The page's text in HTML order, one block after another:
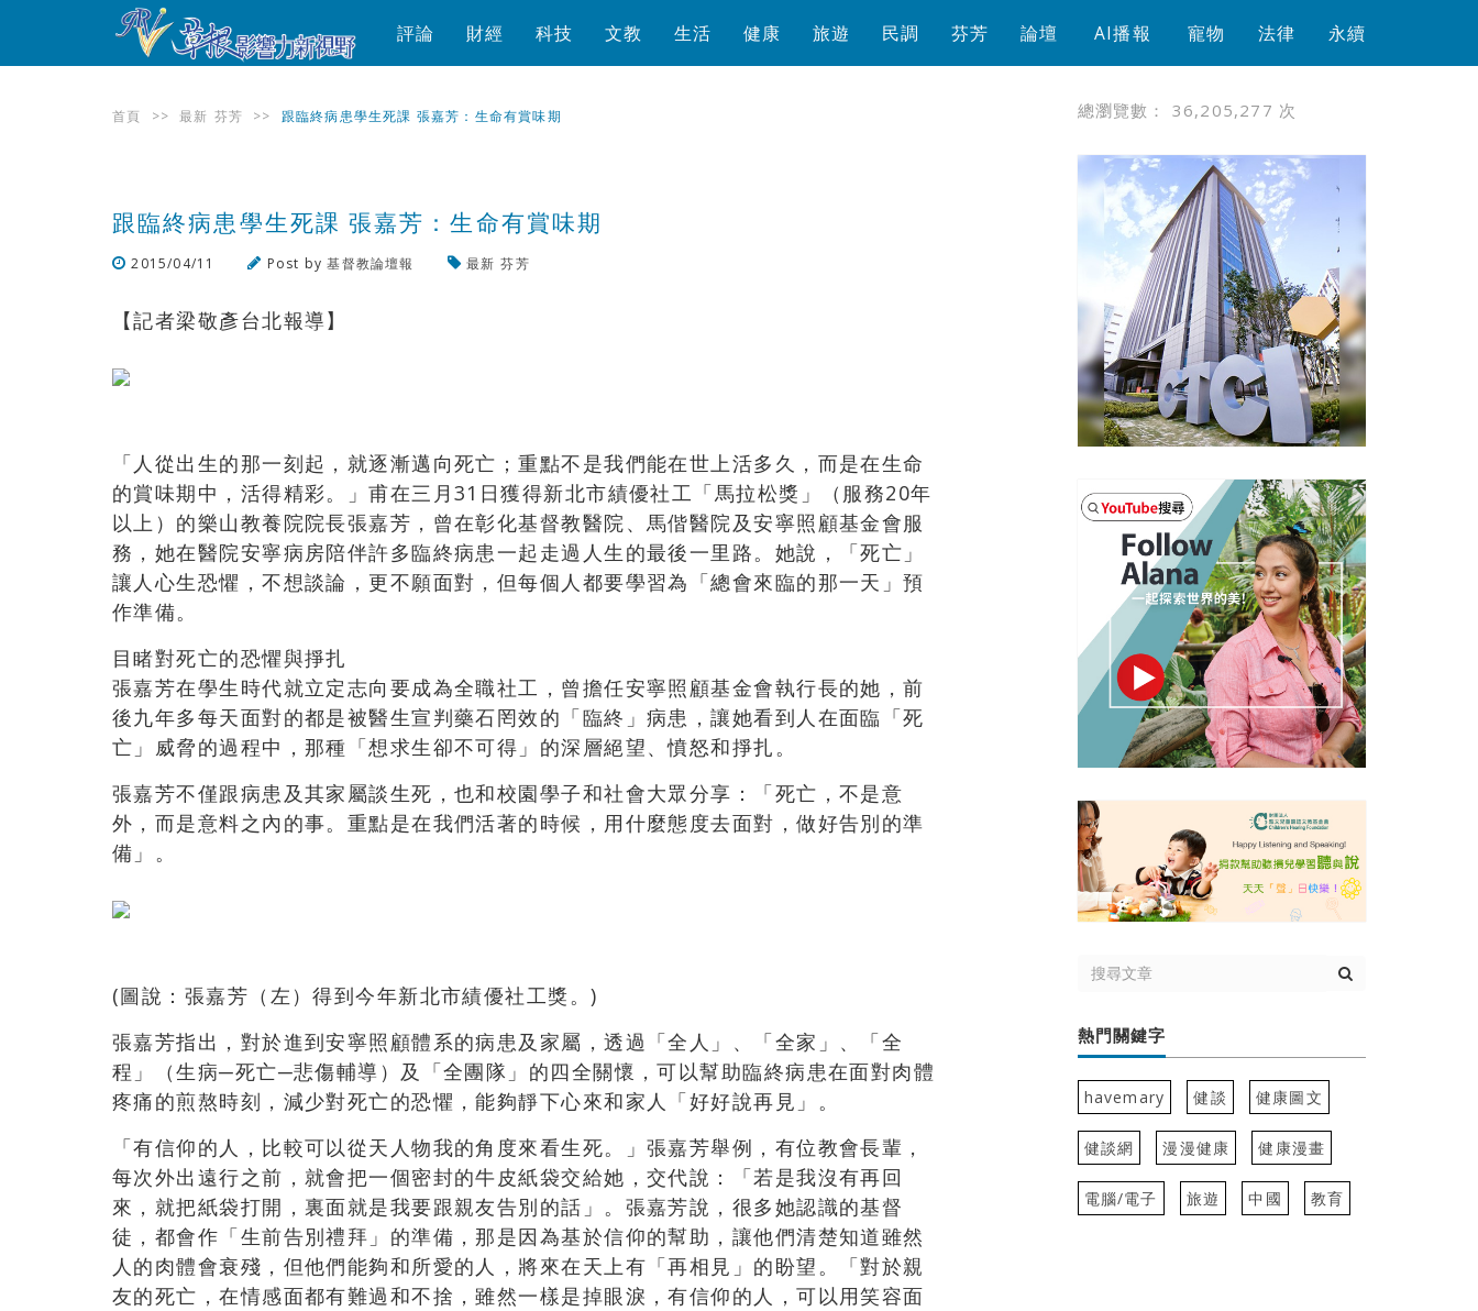
評論 財經 科技 文教 生活 健康 旅遊 民調 芬芳 論壇 AI播報 寵物 法律 永續
首頁 >> 最新 芬芳 >> 跟臨終病患學生死課 張嘉芳：生命有賞味期
跟臨終病患學生死課 張嘉芳：生命有賞味期
2015/04/11 Post by基督教論壇報 最新 芬芳
【記者梁敬彥台北報導】
「人從出生的那一刻起，就逐漸邁向死亡；重點不是我們能在世上活多久，而是在生命
的賞味期中，活得精彩。」甫在三月31日獲得新北市績優社工「馬拉松獎」（服務20年
以上）的樂山教養院院長張嘉芳，曾在彰化基督教醫院、馬偕醫院及安寧照顧基金會服
務，她在醫院安寧病房陪伴許多臨終病患一起走過人生的最後一里路。她說，「死亡」
讓人心生恐懼，不想談論，更不願面對，但每個人都要學習為「總會來臨的那一天」預
作準備。
目睹對死亡的恐懼與掙扎
張嘉芳在學生時代就立定志向要成為全職社工，曾擔任安寧照顧基金會執行長的她，前
後九年多每天面對的都是被醫生宣判藥石罔效的「臨終」病患，讓她看到人在面臨「死
亡」威脅的過程中，那種「想求生卻不可得」的深層絕望、憤怒和掙扎。
張嘉芳不僅跟病患及其家屬談生死，也和校園學子和社會大眾分享：「死亡，不是意
外，而是意料之內的事。重點是在我們活著的時候，用什麼態度去面對，做好告別的準
備」。
(圖說：張嘉芳（左）得到今年新北市績優社工獎。)
張嘉芳指出，對於進到安寧照顧體系的病患及家屬，透過「全人」、「全家」、「全
程」（生病─死亡─悲傷輔導）及「全團隊」的四全關懷，可以幫助臨終病患在面對肉體
疼痛的煎熬時刻，減少對死亡的恐懼，能夠靜下心來和家人「好好說再見」。
「有信仰的人，比較可以從天人物我的角度來看生死。」張嘉芳舉例，有位教會長輩，
每次外出遠行之前，就會把一個密封的牛皮紙袋交給她，交代說：「若是我沒有再回
來，就把紙袋打開，裏面就是我要跟親友告別的話」。張嘉芳說，很多她認識的基督
徒，都會作「生前告別禮拜」的準備，那是因為基於信仰的幫助，讓他們清楚知道雖然
人的肉體會衰殘，但他們能夠和所愛的人，將來在天上有「再相見」的盼望。「對於親
友的死亡，在情感面都有難過和不捨，雖然一樣是掉眼淚，有信仰的人，可以用笑容面
總瀏覽數： 36,205,277 次
熱門關鍵字
havemary 健談 健康圖文
健談網 漫漫健康 健康漫畫
電腦/電子 旅遊 中國 教育